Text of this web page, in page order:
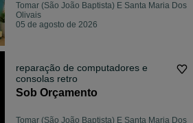
Tomar (São João Baptista) E Santa Maria Dos
Olivais
05 de agosto de 2026
reparação de computadores e
consolas retro
Sob Orçamento
Tomar (São João Baptista) E Santa Maria Dos